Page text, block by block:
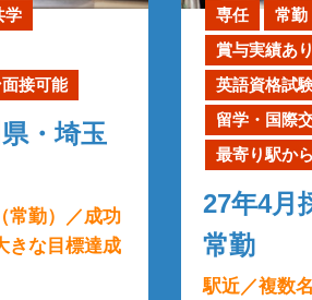
学
接可能
・埼玉
常勤）／成功
きな目標達成
専任 常勤
賞与実績あり
英語資格試
留学・国際
最寄り駅か
27年4月
常勤
駅近／複数